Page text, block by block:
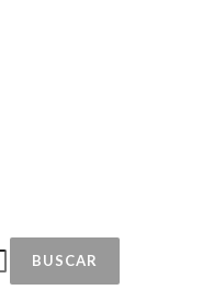
BUSCAR